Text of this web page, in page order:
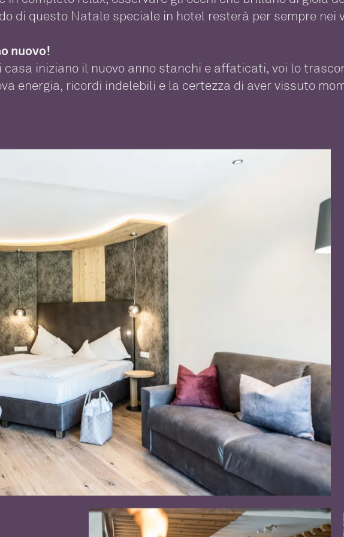
di questo Natale speciale in hotel resterà per sempre nei
nuovo!
iniziano il nuovo anno stanchi e affaticati, voi lo
energia, ricordi indelebili e la certezza di aver vissuto